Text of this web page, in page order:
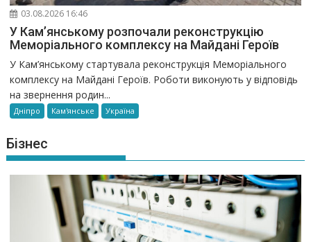
03.08.2026 16:46
У Кам’янському розпочали реконструкцію
Меморіального комплексу на Майдані Героїв
У Кам’янському стартувала реконструкція Меморіального
комплексу на Майдані Героїв. Роботи виконують у відповідь
на звернення родин...
Дніпро Кам'янське Україна
Бізнес